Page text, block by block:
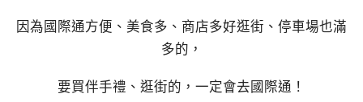
因為國際通方便、美食多、商店多好逛街、停車場也滿
多的，
要買伴手禮、逛街的，一定會去國際通！